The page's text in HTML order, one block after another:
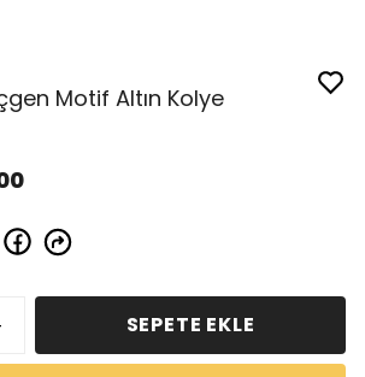
Motif Altın Kolye
SEPETE EKLE